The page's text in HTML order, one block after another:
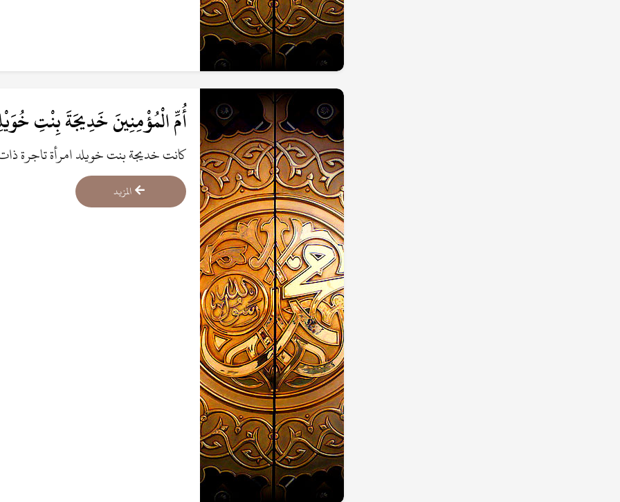
أُمِّ الْمُؤْمِنِينَ خَدِيجَةَ بِنْتِ
كانت خديجة بنت خويلد امرأة تاجرة
وتضاربهم إياه بشيء تجعله لهم، وكانت
المزيد